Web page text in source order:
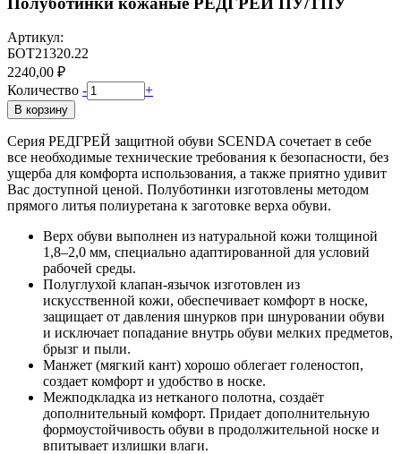
Артикул:
БОТ21320.22
2240,00 ₽
Количество - +
В корзину
Серия РЕДГРЕЙ защитной обуви SCENDA сочетает в себе
все необходимые технические требования к безопасности, без
ущерба для комфорта использования, а также приятно удивит
Вас доступной ценой. Полуботинки изготовлены методом
прямого литья полиуретана к заготовке верха обуви.
Верх обуви выполнен из натуральной кожи толщиной
1,8–2,0 мм, специально адаптированной для условий
рабочей среды.
Полуглухой клапан-язычок изготовлен из
искусственной кожи, обеспечивает комфорт в носке,
защищает от давления шнурков при шнуровании обуви
и исключает попадание внутрь обуви мелких предметов,
брызг и пыли.
Манжет (мягкий кант) хорошо облегает голеностоп,
создает комфорт и удобство в носке.
Межподкладка из нетканого полотна, создаёт
дополнительный комфорт. Придает дополнительную
формоустойчивость обуви в продолжительной носке и
впитывает излишки влаги.